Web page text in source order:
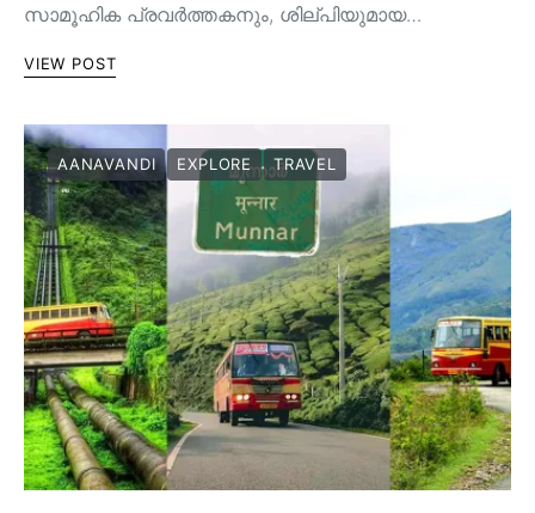
സാമൂഹിക പ്രവർത്തകനും, ശില്പിയുമായ…
VIEW POST
AANAVANDI EXPLORE TRAVEL